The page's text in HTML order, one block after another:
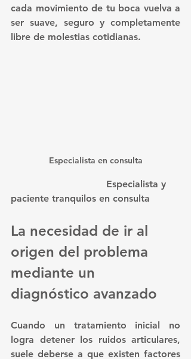
cada movimiento de tu boca vuelva a
ser suave, seguro y completamente
libre de molestias cotidianas.
Especialista en consulta
paciente tranquilos en consulta
La necesidad de ir al
origen del problema
mediante un
diagnóstico avanzado
Cuando un tratamiento inicial no
logra detener los ruidos articulares,
suele deberse a que existen factores